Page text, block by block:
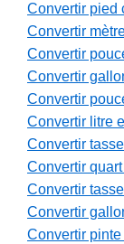
Convertir pied
Convertir
Convertir
Convertir
Convertir
Convertir litre
Convertir
Convertir
Convertir
Convertir
Convertir